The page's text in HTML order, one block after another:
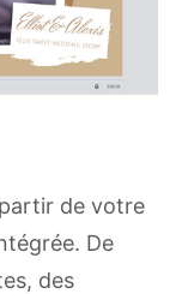
de votre
De
des